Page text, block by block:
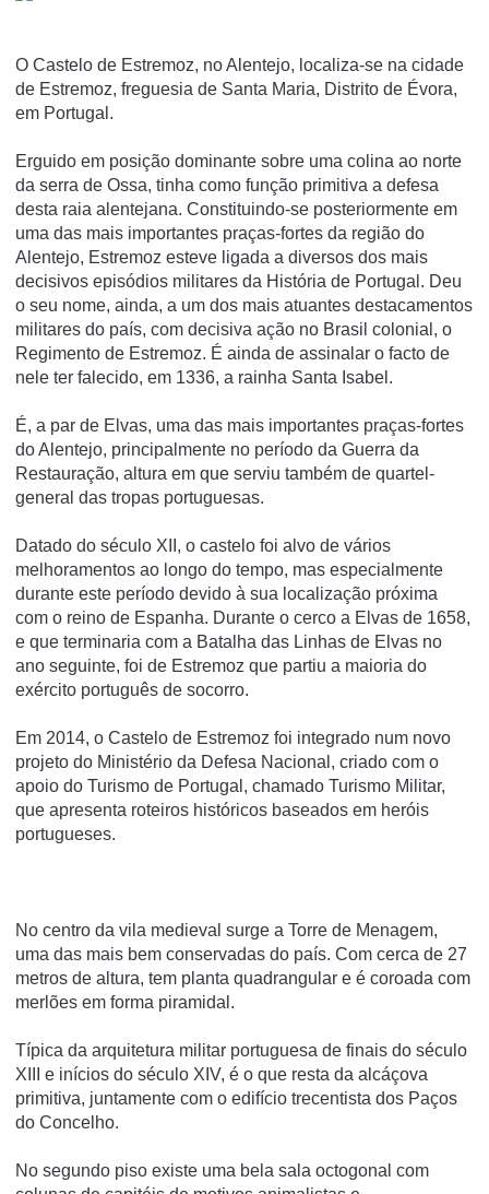
O Castelo de Estremoz, no Alentejo, localiza-se na cidade
de Estremoz, freguesia de Santa Maria, Distrito de Évora,
em Portugal.
Erguido em posição dominante sobre uma colina ao norte
da serra de Ossa, tinha como função primitiva a defesa
desta raia alentejana. Constituindo-se posteriormente em
uma das mais importantes praças-fortes da região do
Alentejo, Estremoz esteve ligada a diversos dos mais
decisivos episódios militares da História de Portugal. Deu
o seu nome, ainda, a um dos mais atuantes destacamentos
militares do paí­s, com decisiva ação no Brasil colonial, o
Regimento de Estremoz. É ainda de assinalar o facto de
nele ter falecido, em 1336, a rainha Santa Isabel.
É, a par de Elvas, uma das mais importantes praças-fortes
do Alentejo, principalmente no perí­odo da Guerra da
Restauração, altura em que serviu também de quartel-
general das tropas portuguesas.
Datado do século XII, o castelo foi alvo de vários
melhoramentos ao longo do tempo, mas especialmente
durante este perí­odo devido à sua localização próxima
com o reino de Espanha. Durante o cerco a Elvas de 1658,
e que terminaria com a Batalha das Linhas de Elvas no
ano seguinte, foi de Estremoz que partiu a maioria do
exército português de socorro.
Em 2014, o Castelo de Estremoz foi integrado num novo
projeto do Ministério da Defesa Nacional, criado com o
apoio do Turismo de Portugal, chamado Turismo Militar,
que apresenta roteiros históricos baseados em heróis
portugueses.
No centro da vila medieval surge a Torre de Menagem,
uma das mais bem conservadas do país. Com cerca de 27
metros de altura, tem planta quadrangular e é coroada com
merlões em forma piramidal.
Típica da arquitetura militar portuguesa de finais do século
XIII e inícios do século XIV, é o que resta da alcáçova
primitiva, juntamente com o edifício trecentista dos Paços
do Concelho.
No segundo piso existe uma bela sala octogonal com